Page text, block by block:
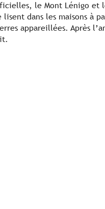
le Mont Lénigo et
dans les maisons à
appareillées. Après